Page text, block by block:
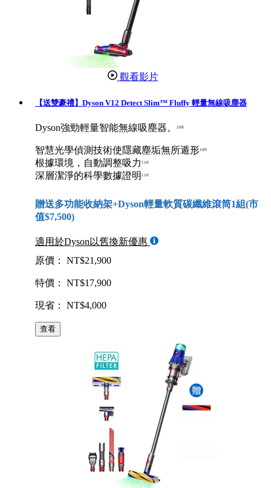
觀看影片
【送雙豪禮】Dyson V12 Detect Slim™ Fluffy 輕量無線吸塵器
Dyson強勁輕量智能無線吸塵器。 108
智慧光學偵測技術使隱藏塵垢無所遁形109
根據環境，自動調整吸力 110
深層潔淨的科學數據證明 110
贈送多功能收納架+Dyson輕量軟質碳纖維滾筒1組(市
值$7,500)
適用於Dyson以舊換新優惠
原價： NT$21,900
特價： NT$17,900
現省： NT$4,000
查看